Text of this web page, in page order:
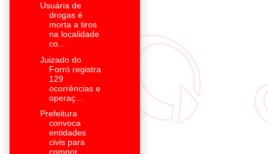
Usuária de
drogas é
morta a tiros
na localidade
co...
Juizado do
Forró registra
129
ocorrências e
operaç...
Prefeitura
convoca
entidades
civis para
compor